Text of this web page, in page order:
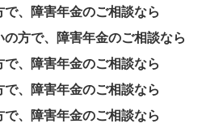
、障害年金のご相談なら
方で、障害年金のご相談なら
で、障害年金のご相談なら
、障害年金のご相談なら
、障害年金のご相談なら